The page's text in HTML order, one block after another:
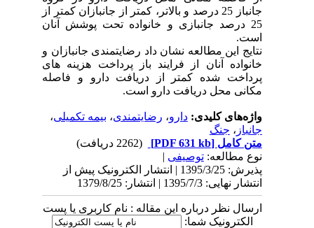
جانباز 25 درصد و بالاتر، کمتر از جانبازان کمتر از
25 درصد جانبازی و خانواده تحت پوشش آنان
است.
نتایج این مطالعه نشان داد رضایتمندی جانبازان و
خانواده آنان از فرایند باز پرداخت هزینه های
پرداخت شده کمتر از دریافت دارو و فاصله
مکانی محل دریافت دارو است.
واژه‌های کلیدی:دارو ،رضایتمندی،بیمه تکمیلی،
جانباز، جنگ
متن کامل[PDF 631 kb]
نوع مطالعه:توصیفی|
پذیرش: 1395/3/25 | انتشار الکترونیک پیش از
انتشار نهایی: 1395/7/3 | انتشار: 1379/8/25
ارسال نظر درباره این مقاله : نام کاربری یا پست
الکترونیک شما: